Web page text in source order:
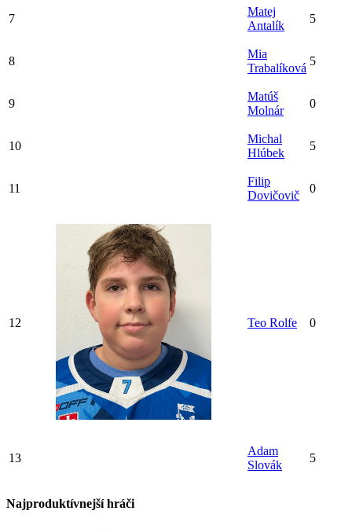
7
Matej
Antalík
5
8
Mia
Trabalíková
5
9
Matúš
Molnár
0
10
Michal
Hlúbek
5
11
Filip
Dovičovič
0
12 Teo Rolfe 0
13
Adam
Slovák
5
Najproduktívnejší hráči